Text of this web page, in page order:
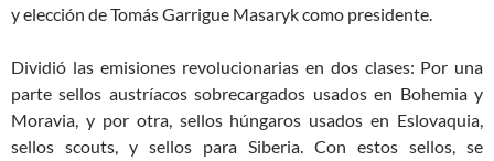
y elección de Tomás Garrigue Masaryk como presidente.
Dividió las emisiones revolucionarias en dos clases: Por una
parte sellos austríacos sobrecargados usados en Bohemia y
Moravia, y por otra, sellos húngaros usados en Eslovaquia,
sellos scouts, y sellos para Siberia. Con estos sellos, se